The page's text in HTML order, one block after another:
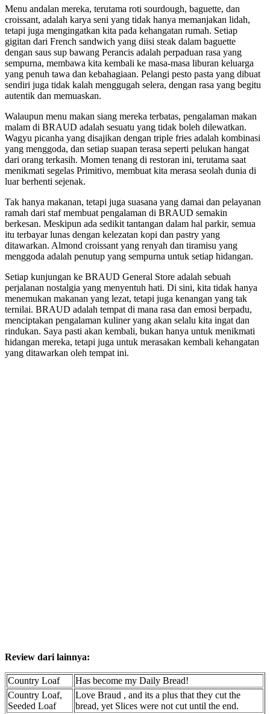
Menu andalan mereka, terutama roti sourdough, baguette, dan
croissant, adalah karya seni yang tidak hanya memanjakan lidah,
tetapi juga mengingatkan kita pada kehangatan rumah. Setiap
gigitan dari French sandwich yang diisi steak dalam baguette
dengan saus sup bawang Perancis adalah perpaduan rasa yang
sempurna, membawa kita kembali ke masa-masa liburan keluarga
yang penuh tawa dan kebahagiaan. Pelangi pesto pasta yang dibuat
sendiri juga tidak kalah menggugah selera, dengan rasa yang begitu
autentik dan memuaskan.
Walaupun menu makan siang mereka terbatas, pengalaman makan
malam di BRAUD adalah sesuatu yang tidak boleh dilewatkan.
Wagyu picanha yang disajikan dengan triple fries adalah kombinasi
yang menggoda, dan setiap suapan terasa seperti pelukan hangat
dari orang terkasih. Momen tenang di restoran ini, terutama saat
menikmati segelas Primitivo, membuat kita merasa seolah dunia di
luar berhenti sejenak.
Tak hanya makanan, tetapi juga suasana yang damai dan pelayanan
ramah dari staf membuat pengalaman di BRAUD semakin
berkesan. Meskipun ada sedikit tantangan dalam hal parkir, semua
itu terbayar lunas dengan kelezatan kopi dan pastry yang
ditawarkan. Almond croissant yang renyah dan tiramisu yang
menggoda adalah penutup yang sempurna untuk setiap hidangan.
Setiap kunjungan ke BRAUD General Store adalah sebuah
perjalanan nostalgia yang menyentuh hati. Di sini, kita tidak hanya
menemukan makanan yang lezat, tetapi juga kenangan yang tak
ternilai. BRAUD adalah tempat di mana rasa dan emosi berpadu,
menciptakan pengalaman kuliner yang akan selalu kita ingat dan
rindukan. Saya pasti akan kembali, bukan hanya untuk menikmati
hidangan mereka, tetapi juga untuk merasakan kembali kehangatan
yang ditawarkan oleh tempat ini.
Review dari lainnya:
Country Loaf
Has become my Daily Bread!
Country Loaf,
Seeded Loaf
Love Braud , and its a plus that they cut the
bread, yet Slices were not cut until the end.